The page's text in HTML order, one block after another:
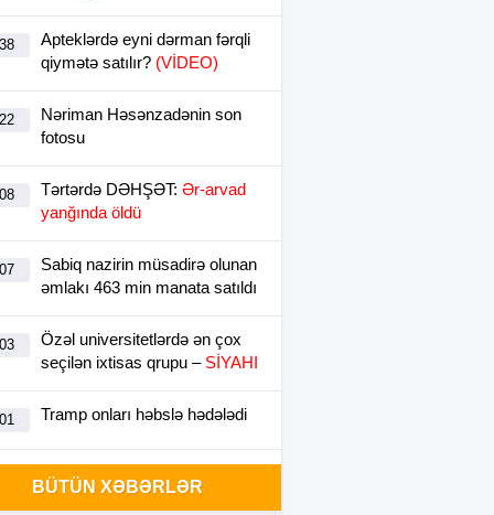
Apteklərdə eyni dərman fərqli
qiymətə satılır? (VİDEO)
Nəriman Həsənzadənin son
fotosu
Tərtərdə DƏHŞƏT: Ər-arvad
yanğında öldü
Sabiq nazirin müsadirə olunan
əmlakı 463 min manata satıldı
Özəl universitetlərdə ən çox
seçilən ixtisas qrupu –SİYAHI
Tramp onları həbslə hədələdi
Qızıl bahalaşdı
BÜTÜN XƏBƏRLƏR